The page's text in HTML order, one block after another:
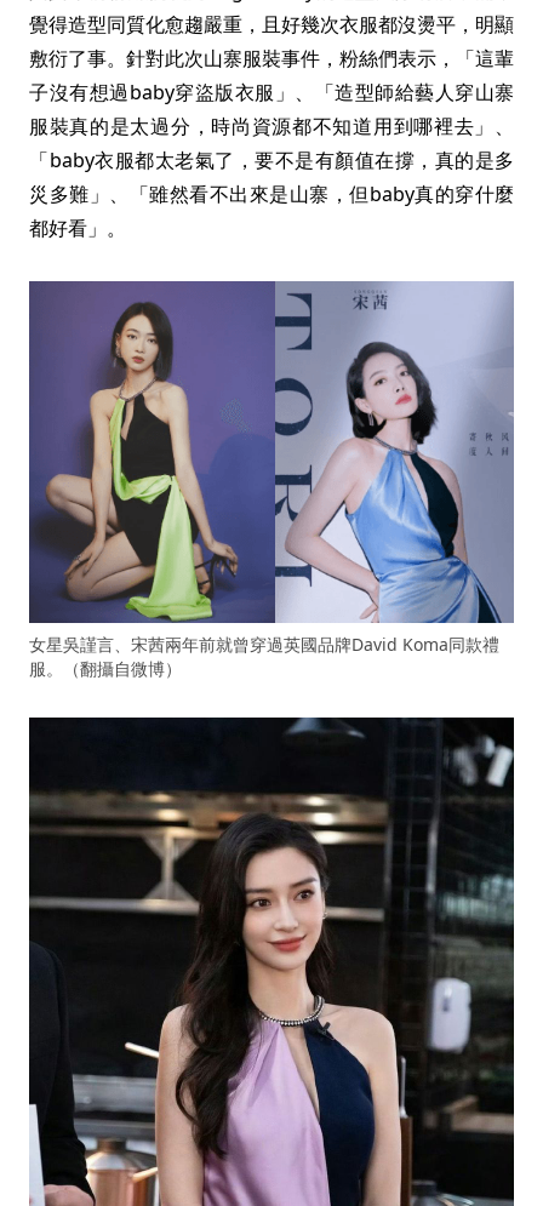
覺得造型同質化愈趨嚴重，且好幾次衣服都沒燙平，明顯
敷衍了事。針對此次山寨服裝事件，粉絲們表示，「這輩
子沒有想過baby穿盜版衣服」、「造型師給藝人穿山寨
服裝真的是太過分，時尚資源都不知道用到哪裡去」、
「baby衣服都太老氣了，要不是有顏值在撐，真的是多
災多難」、「雖然看不出來是山寨，但baby真的穿什麼
都好看」。
女星吳謹言、宋茜兩年前就曾穿過英國品牌David Koma同款禮
服。（翻攝自微博）